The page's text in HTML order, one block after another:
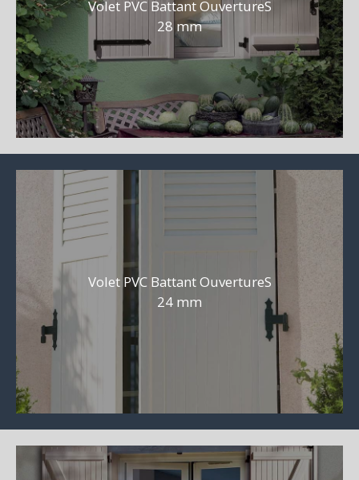
Volet PVC Battant OuvertureS
28 mm
Volet PVC Battant OuvertureS
24 mm